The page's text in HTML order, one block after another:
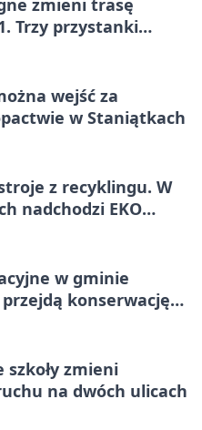
zmieni trasę
Trzy przystanki
wejść za
w Staniątkach
z recyklingu. W
nadchodzi EKO
w gminie
przejdą konserwację.
zmieni
na dwóch ulicach